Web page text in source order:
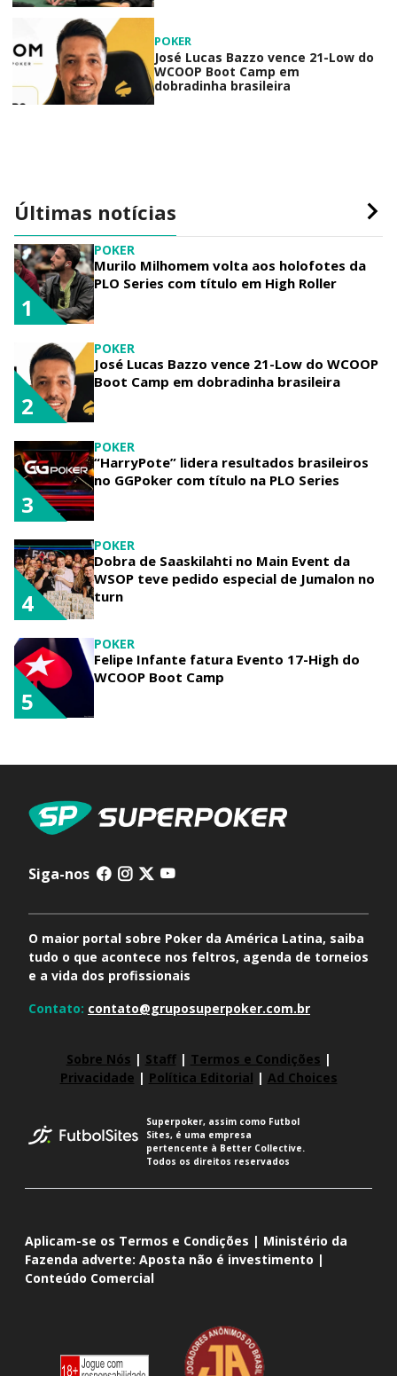
POKER
José Lucas Bazzo vence 21-Low do
WCOOP Boot Camp em
dobradinha brasileira
Últimas notícias
POKER
Murilo Milhomem volta aos holofotes da
PLO Series com título em High Roller
1
POKER
José Lucas Bazzo vence 21-Low do WCOOP
Boot Camp em dobradinha brasileira
2
POKER
“HarryPote” lidera resultados brasileiros
no GGPoker com título na PLO Series
3
POKER
Dobra de Saaskilahti no Main Event da
WSOP teve pedido especial de Jumalon no
turn
4
POKER
Felipe Infante fatura Evento 17-High do
WCOOP Boot Camp
5
Siga-nos
O maior portal sobre Poker da América Latina, saiba
tudo o que acontece nos feltros, agenda de torneios
e a vida dos profissionais
Contato: contato@gruposuperpoker.com.br
Sobre Nós | Staff| Termos e Condições |
Privacidade | Política Editorial | Ad Choices
Superpoker, assim como Futbol
Sites, é uma empresa
pertencente à Better Collective.
Todos os direitos reservados
Aplicam-se os Termos e Condições | Ministério da
Fazenda adverte: Aposta não é investimento |
Conteúdo Comercial